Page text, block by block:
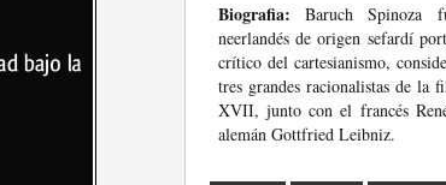
Biografia: Baruch Spinoza
neerlandés de origen sefardí
crítico del cartesianismo,
tres grandes racionalistas de la
XVII, junto con el francés
alemán Gottfried Leibniz.